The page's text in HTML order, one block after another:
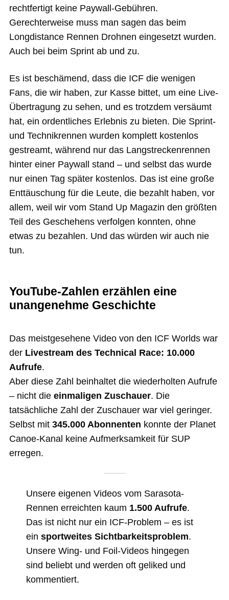
rechtfertigt keine Paywall-Gebühren.
Gerechterweise muss man sagen das beim
Longdistance Rennen Drohnen eingesetzt wurden.
Auch bei beim Sprint ab und zu.
Es ist beschämend, dass die ICF die wenigen
Fans, die wir haben, zur Kasse bittet, um eine Live-
Übertragung zu sehen, und es trotzdem versäumt
hat, ein ordentliches Erlebnis zu bieten. Die Sprint-
und Technikrennen wurden komplett kostenlos
gestreamt, während nur das Langstreckenrennen
hinter einer Paywall stand – und selbst das wurde
nur einen Tag später kostenlos. Das ist eine große
Enttäuschung für die Leute, die bezahlt haben, vor
allem, weil wir vom Stand Up Magazin den größten
Teil des Geschehens verfolgen konnten, ohne
etwas zu bezahlen. Und das würden wir auch nie
tun.
YouTube-Zahlen erzählen eine
unangenehme Geschichte
Das meistgesehene Video von den ICF Worlds war
der Livestream des Technical Race: 10.000
Aufrufe.
Aber diese Zahl beinhaltet die wiederholten Aufrufe
– nicht die einmaligen Zuschauer. Die
tatsächliche Zahl der Zuschauer war viel geringer.
Selbst mit 345.000 Abonnenten konnte der Planet
Canoe-Kanal keine Aufmerksamkeit für SUP
erregen.
Unsere eigenen Videos vom Sarasota-
Rennen erreichten kaum 1.500 Aufrufe.
Das ist nicht nur ein ICF-Problem – es ist
ein sportweites Sichtbarkeitsproblem.
Unsere Wing- und Foil-Videos hingegen
sind beliebt und werden oft geliked und
kommentiert.